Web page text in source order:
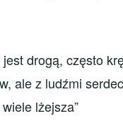
drogą, często
ale z ludźmi
lżejsza”